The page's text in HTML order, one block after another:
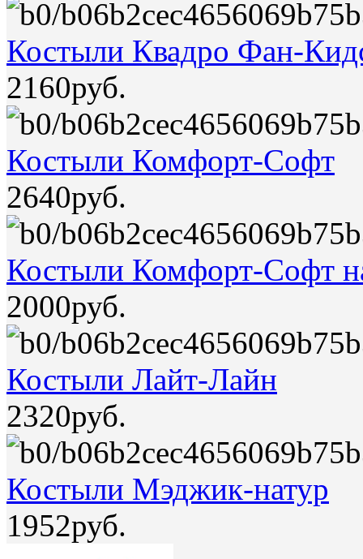
Костыли Квадро Фан-
2160руб.
Костыли Комфорт-Софт
2640руб.
Костыли Комфорт-Софт
2000руб.
Костыли Лайт-Лайн
2320руб.
Костыли Мэджик-натур
1952руб.